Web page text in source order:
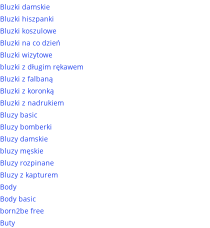
Bluzki damskie
Bluzki hiszpanki
Bluzki koszulowe
Bluzki na co dzień
Bluzki wizytowe
bluzki z długim rękawem
Bluzki z falbaną
Bluzki z koronką
Bluzki z nadrukiem
Bluzy basic
Bluzy bomberki
Bluzy damskie
bluzy męskie
Bluzy rozpinane
Bluzy z kapturem
Body
Body basic
born2be free
Buty